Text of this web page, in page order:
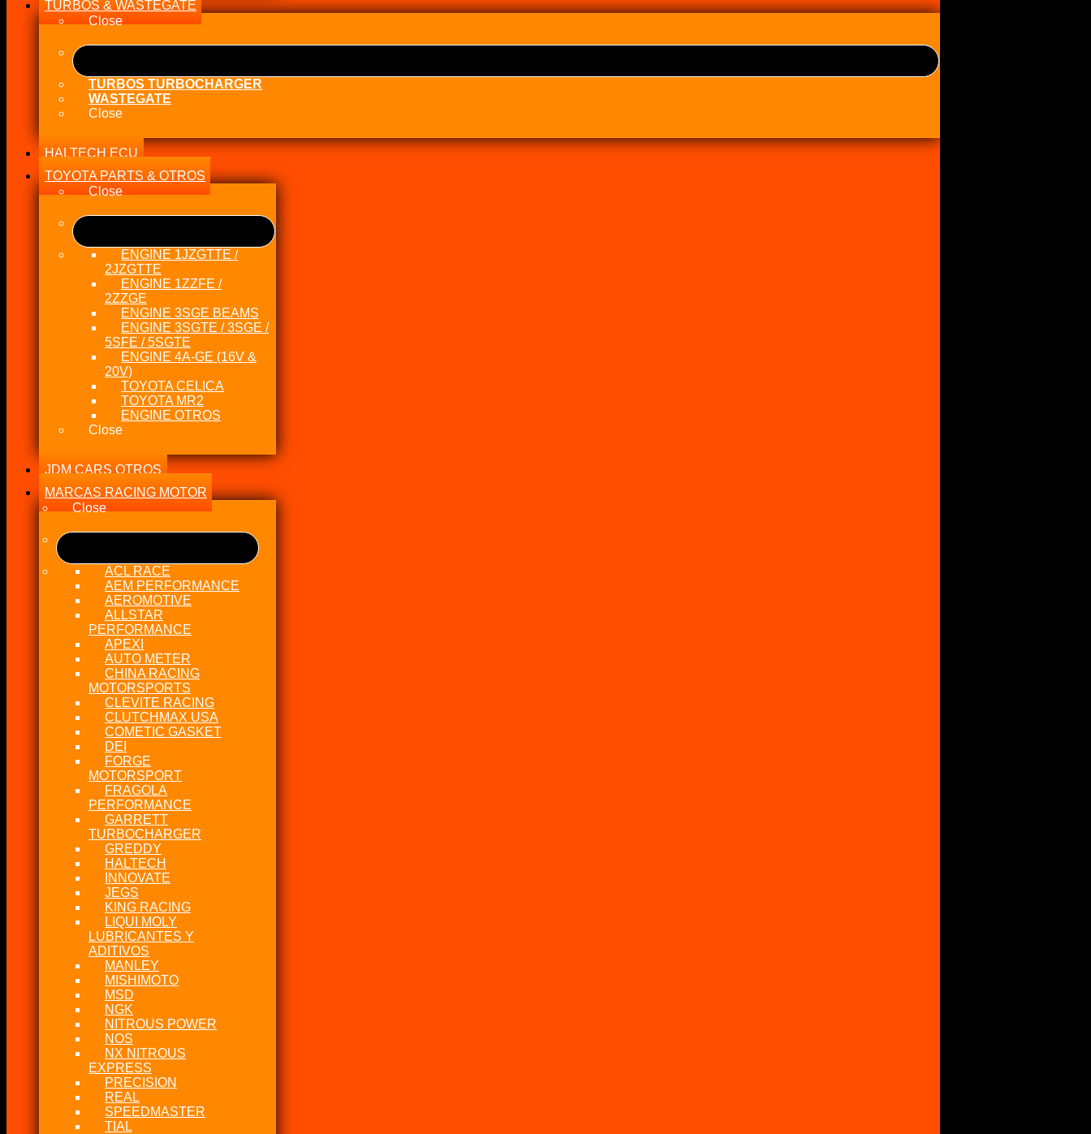
TURBOS & WASTEGATE
Close
TURBOS TURBOCHARGER
WASTEGATE
Close
HALTECH ECU
TOYOTA PARTS & OTROS
Close
ENGINE 1JZGTTE /
2JZGTTE
ENGINE 1ZZFE /
2ZZGE
ENGINE 3SGE BEAMS
ENGINE 3SGTE / 3SGE /
5SFE / 5SGTE
ENGINE 4A-GE (16V &
20V)
TOYOTA CELICA
TOYOTA MR2
ENGINE OTROS
Close
JDM CARS OTROS
MARCAS RACING MOTOR
Close
ACL RACE
AEM PERFORMANCE
AEROMOTIVE
ALLSTAR
PERFORMANCE
APEXI
AUTO METER
CHINA RACING
MOTORSPORTS
CLEVITE RACING
CLUTCHMAX USA
COMETIC GASKET
DEI
FORGE
MOTORSPORT
FRAGOLA
PERFORMANCE
GARRETT
TURBOCHARGER
GREDDY
HALTECH
INNOVATE
JEGS
KING RACING
LIQUI MOLY
LUBRICANTES Y
ADITIVOS
MANLEY
MISHIMOTO
MSD
NGK
NITROUS POWER
NOS
NX NITROUS
EXPRESS
PRECISION
REAL
SPEEDMASTER
TIAL